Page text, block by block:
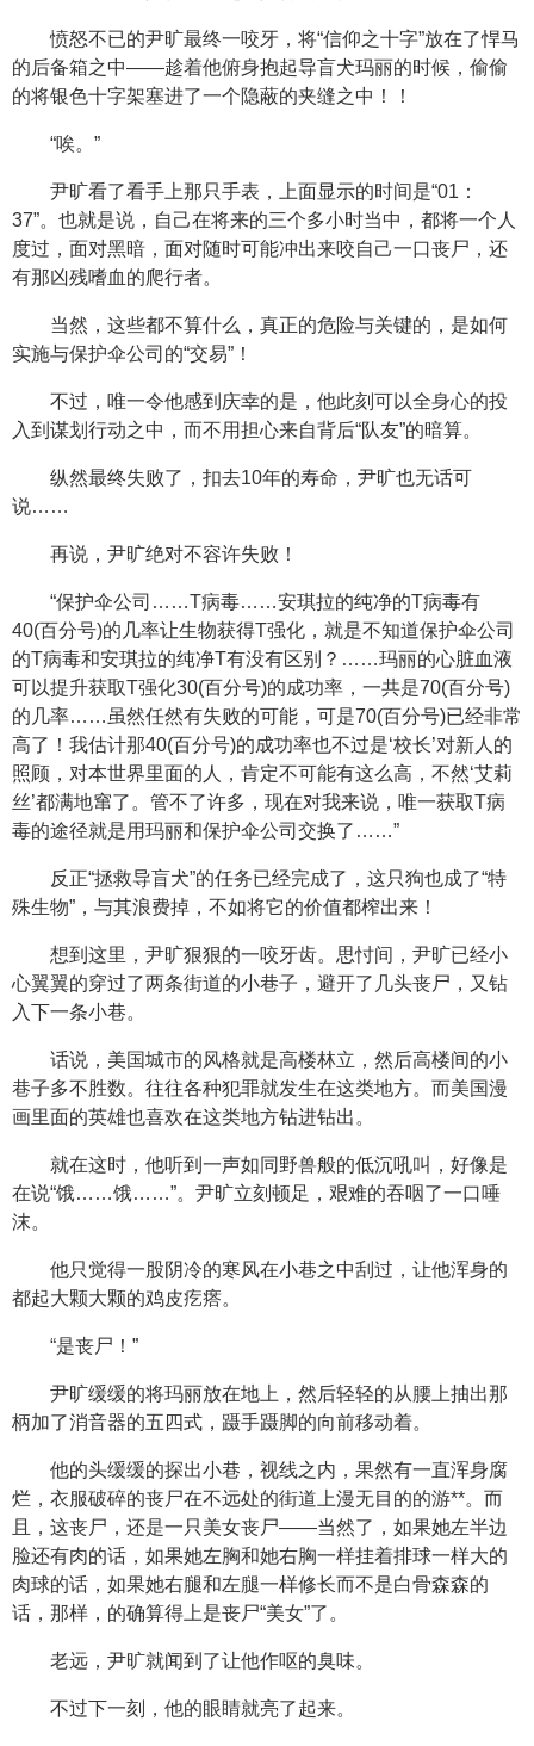
愤怒不已的尹旷最终一咬牙，将“信仰之十字”放在了悍马
的后备箱之中——趁着他俯身抱起导盲犬玛丽的时候，偷偷
的将银色十字架塞进了一个隐蔽的夹缝之中！！
“唉。”
尹旷看了看手上那只手表，上面显示的时间是“01：
37”。也就是说，自己在将来的三个多小时当中，都将一个人
度过，面对黑暗，面对随时可能冲出来咬自己一口丧尸，还
有那凶残嗜血的爬行者。
当然，这些都不算什么，真正的危险与关键的，是如何
实施与保护伞公司的“交易”！
不过，唯一令他感到庆幸的是，他此刻可以全身心的投
入到谋划行动之中，而不用担心来自背后“队友”的暗算。
纵然最终失败了，扣去10年的寿命，尹旷也无话可
说……
再说，尹旷绝对不容许失败！
“保护伞公司……T病毒……安琪拉的纯净的T病毒有
40(百分号)的几率让生物获得T强化，就是不知道保护伞公司
的T病毒和安琪拉的纯净T有没有区别？……玛丽的心脏血液
可以提升获取T强化30(百分号)的成功率，一共是70(百分号)
的几率……虽然任然有失败的可能，可是70(百分号)已经非常
高了！我估计那40(百分号)的成功率也不过是‘校长’对新人的
照顾，对本世界里面的人，肯定不可能有这么高，不然‘艾莉
丝’都满地窜了。管不了许多，现在对我来说，唯一获取T病
毒的途径就是用玛丽和保护伞公司交换了……”
反正“拯救导盲犬”的任务已经完成了，这只狗也成了“特
殊生物”，与其浪费掉，不如将它的价值都榨出来！
想到这里，尹旷狠狠的一咬牙齿。思忖间，尹旷已经小
心翼翼的穿过了两条街道的小巷子，避开了几头丧尸，又钻
入下一条小巷。
话说，美国城市的风格就是高楼林立，然后高楼间的小
巷子多不胜数。往往各种犯罪就发生在这类地方。而美国漫
画里面的英雄也喜欢在这类地方钻进钻出。
就在这时，他听到一声如同野兽般的低沉吼叫，好像是
在说“饿……饿……”。尹旷立刻顿足，艰难的吞咽了一口唾
沫。
他只觉得一股阴冷的寒风在小巷之中刮过，让他浑身的
都起大颗大颗的鸡皮疙瘩。
“是丧尸！”
尹旷缓缓的将玛丽放在地上，然后轻轻的从腰上抽出那
柄加了消音器的五四式，蹑手蹑脚的向前移动着。
他的头缓缓的探出小巷，视线之内，果然有一直浑身腐
烂，衣服破碎的丧尸在不远处的街道上漫无目的的游**。而
且，这丧尸，还是一只美女丧尸——当然了，如果她左半边
脸还有肉的话，如果她左胸和她右胸一样挂着排球一样大的
肉球的话，如果她右腿和左腿一样修长而不是白骨森森的
话，那样，的确算得上是丧尸“美女”了。
老远，尹旷就闻到了让他作呕的臭味。
不过下一刻，他的眼睛就亮了起来。